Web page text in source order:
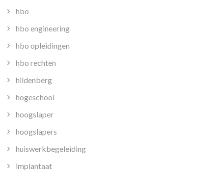
hbo
hbo engineering
hbo opleidingen
hbo rechten
hildenberg
hogeschool
hoogslaper
hoogslapers
huiswerkbegeleiding
implantaat